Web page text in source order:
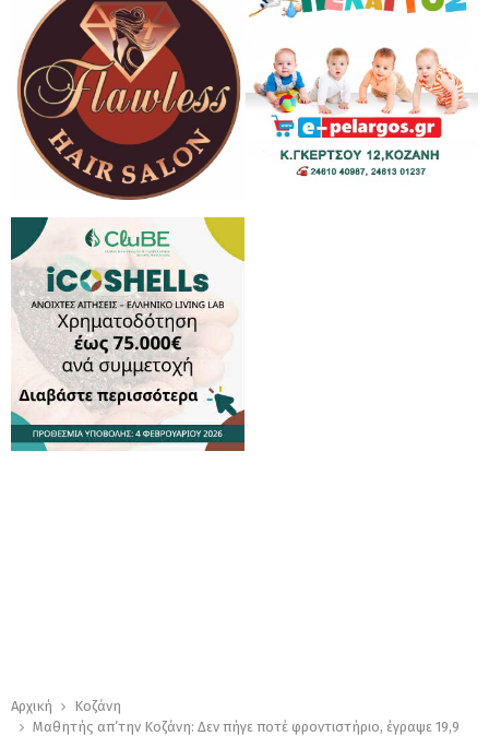
Αρχική
Κοζάνη
Μαθητής απ’την Κοζάνη: Δεν πήγε ποτέ φροντιστήριο, έγραψε 19,9